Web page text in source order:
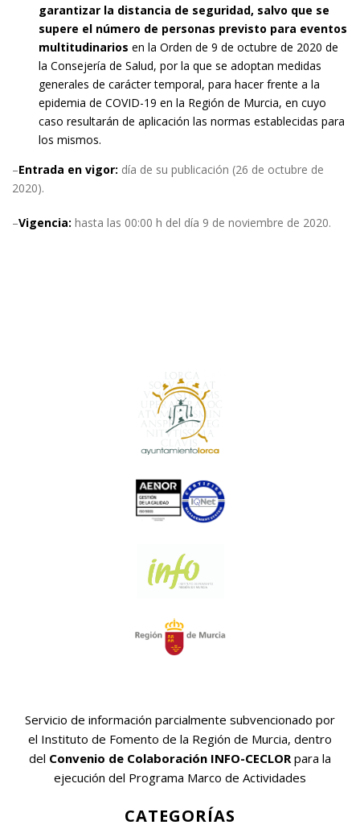
garantizar la distancia de seguridad, salvo que se
supere el número de personas previsto para eventos
multitudinarios en la Orden de 9 de octubre de 2020 de
la Consejería de Salud, por la que se adoptan medidas
generales de carácter temporal, para hacer frente a la
epidemia de COVID-19 en la Región de Murcia, en cuyo
caso resultarán de aplicación las normas establecidas para
los mismos.
–Entrada en vigor: día de su publicación (26 de octubre de
2020).
–Vigencia: hasta las 00:00 h del día 9 de noviembre de 2020.
Servicio de información parcialmente subvencionado por
el Instituto de Fomento de la Región de Murcia, dentro
del Convenio de Colaboración INFO-CECLOR para la
ejecución del Programa Marco de Actividades
CATEGORÍAS